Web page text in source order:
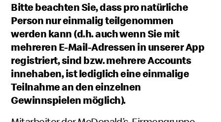
Bitte beachten Sie, dasspro natürliche
Person nur einmalig teilgenommen
werden kann (d.h. auch wenn Sie mit
mehreren E-Mail-Adressen in unserer App
registriert, sind bzw. mehrere Accounts
innehaben, ist lediglich eine einmalige
Teilnahme an den einzelnen
Gewinnspielen möglich).